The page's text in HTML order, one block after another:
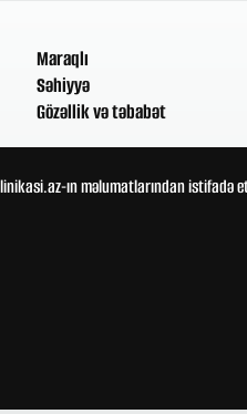
Maraqlı
Səhiyyə
Gözəllik və təbabət
ın məlumatlarından